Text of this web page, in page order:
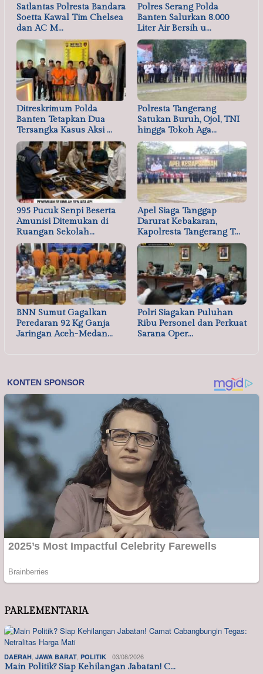
Satlantas Polresta Bandara
Soetta Kawal Tim Chelsea
dan AC M…
Polres Serang Polda
Banten Salurkan 8.000
Liter Air Bersih u…
Ditreskrimum Polda
Banten Tetapkan Dua
Tersangka Kasus Aksi …
Polresta Tangerang
Satukan Buruh, Ojol, TNI
hingga Tokoh Aga…
995 Pucuk Senpi Beserta
Amunisi Ditemukan di
Ruangan Sekolah…
Apel Siaga Tanggap
Darurat Kebakaran,
Kapolresta Tangerang T…
BNN Sumut Gagalkan
Peredaran 92 Kg Ganja
Jaringan Aceh-Medan…
Polri Siagakan Puluhan
Ribu Personel dan Perkuat
Sarana Oper…
PARLEMENTARIA
DAERAH, JAWA BARAT, POLITIK 03/08/2026
Main Politik? Siap Kehilangan Jabatan! C…